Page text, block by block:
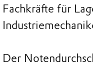
Fachkräfte für
Der